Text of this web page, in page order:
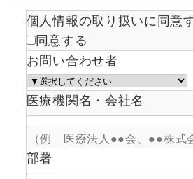
個人情報の取り扱いに同意
同意する
お問い合わせ者
医療機関名・会社名
（例 医療法人●●会、●●株式
部署